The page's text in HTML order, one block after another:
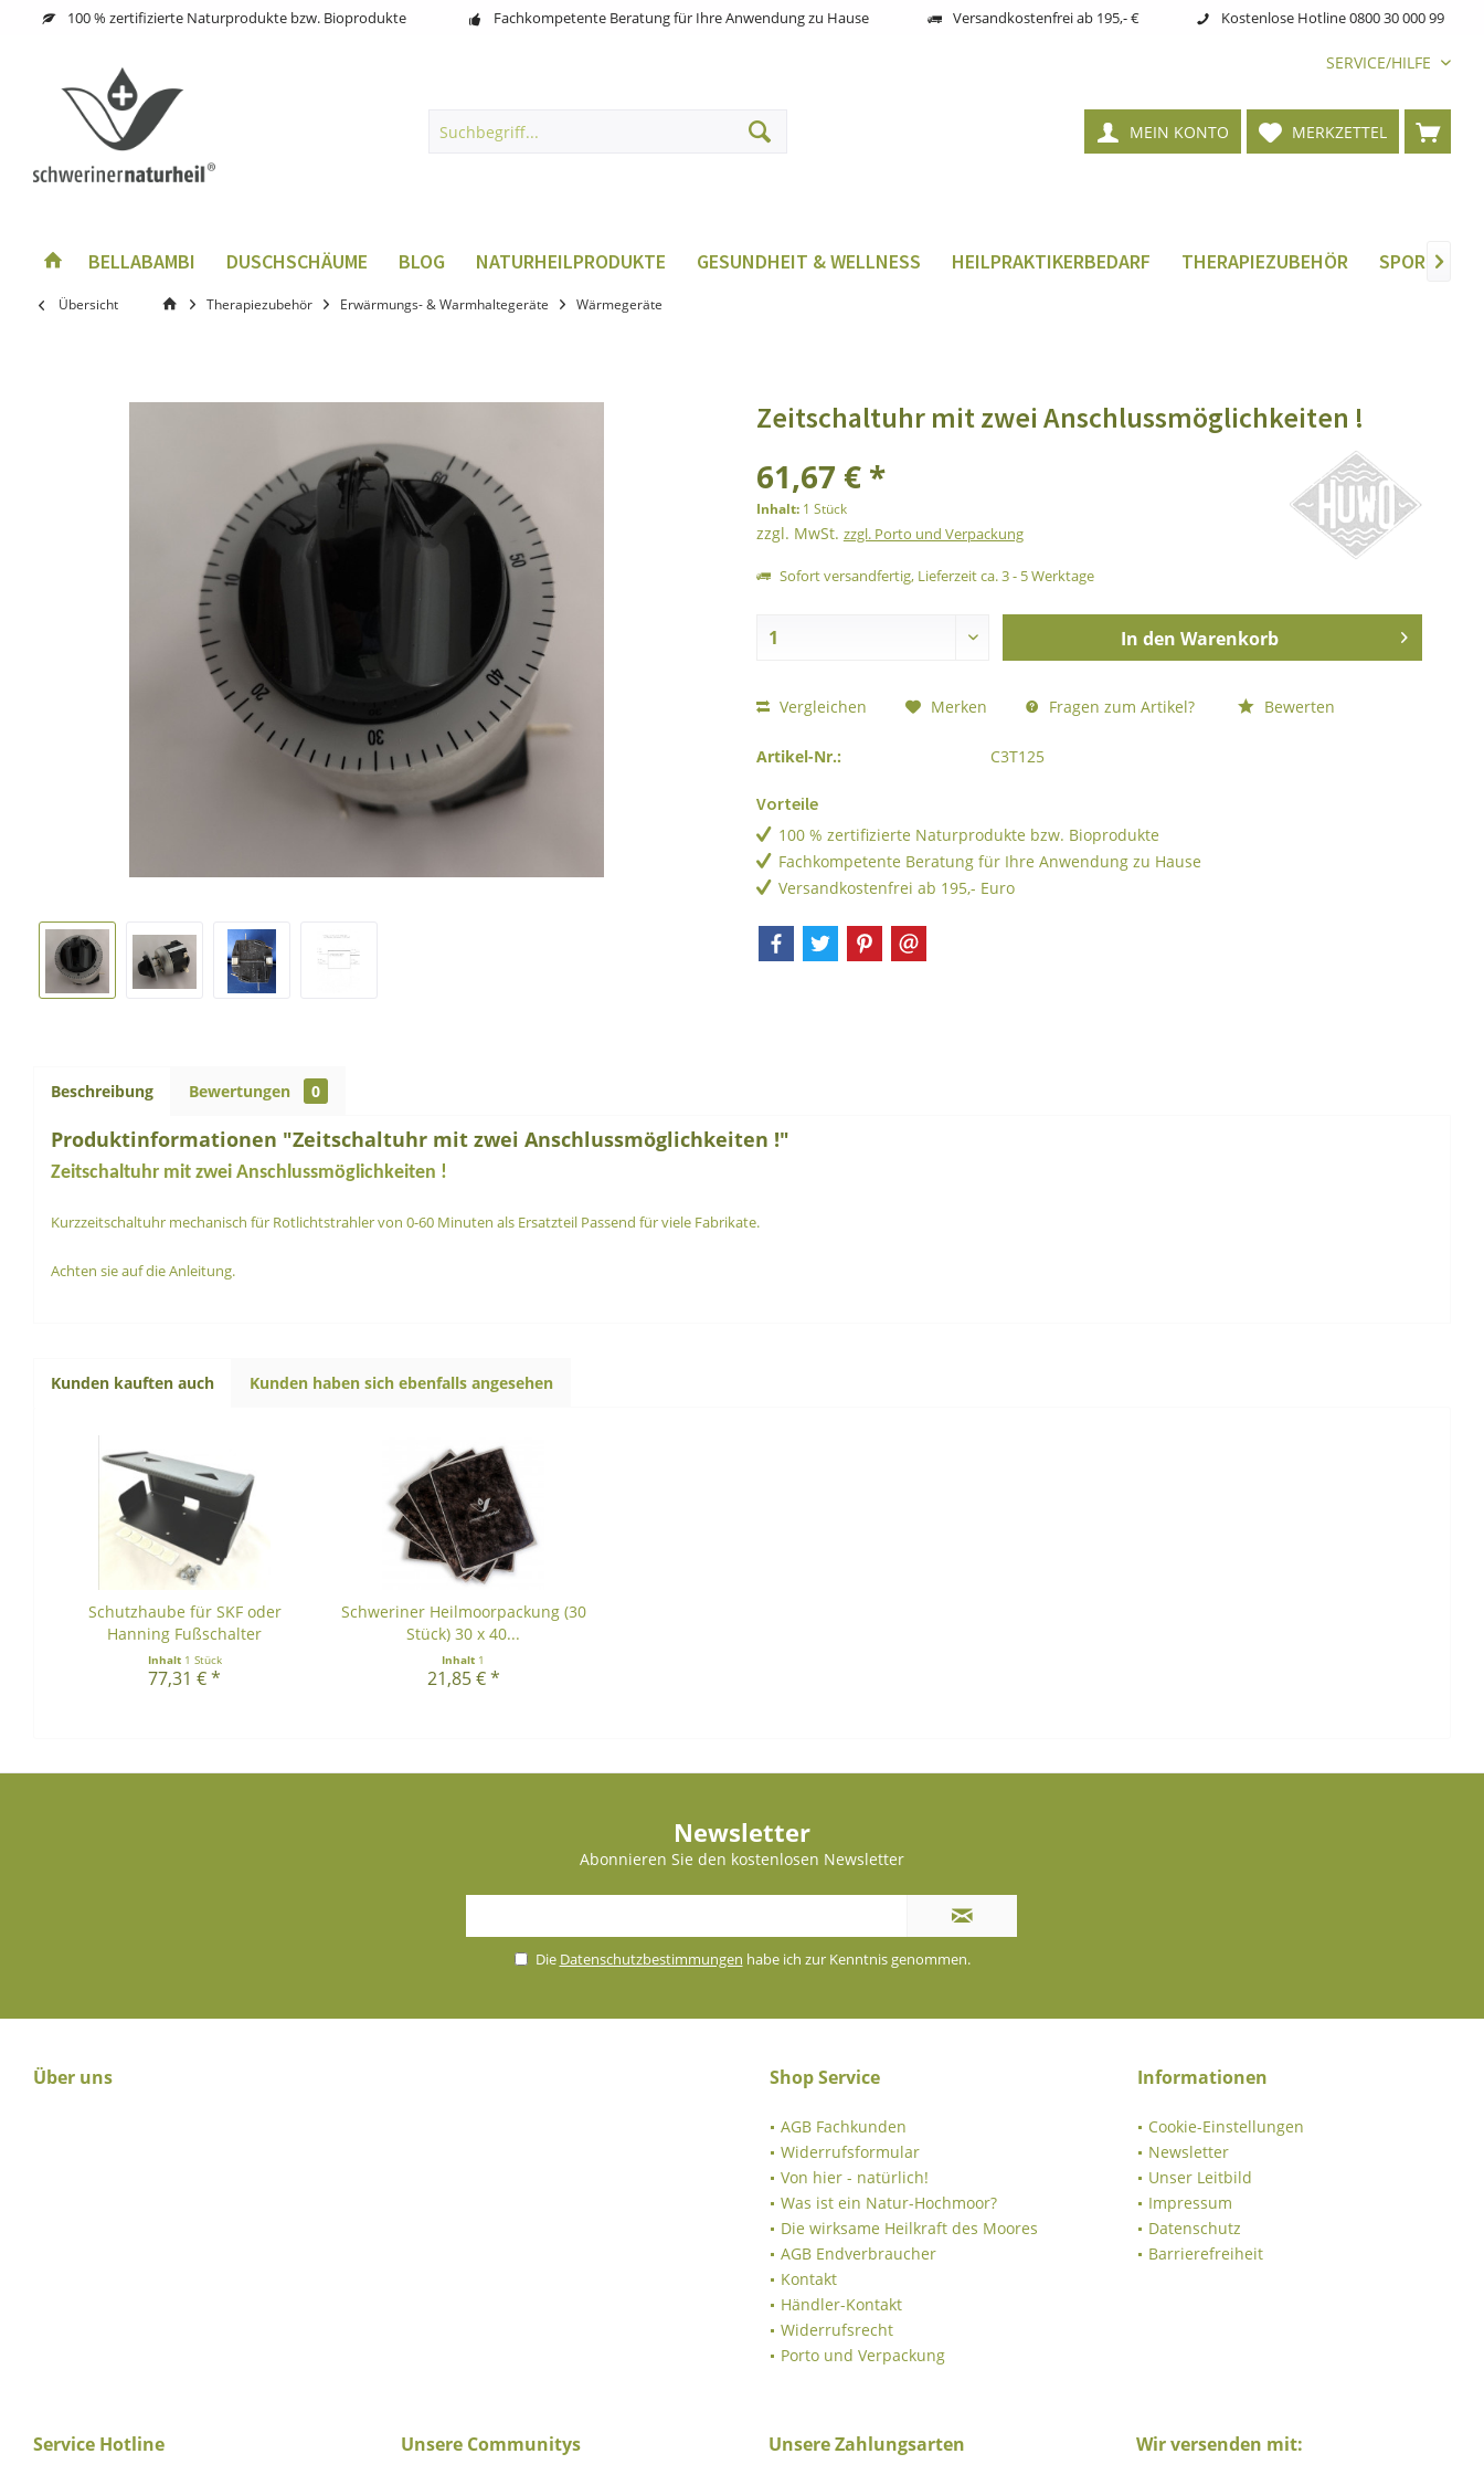
100 % zertifizierte Naturprodukte bzw. Bioprodukte Fachkompetente Beratung für Ihre Anwendung zu Hause Versandkostenfrei ab 195,- € Kostenlose Hotline 0800 30 000 99
SERVICE/HILFE
MERKZETTEL
MEIN KONTO
BELLABAMBI DUSCHSCHÄUME BLOG NATURHEILPRODUKTE GESUNDHEIT & WELLNESS HEILPRAKTIKERBEDARF THERAPIEZUBEHÖR 
Übersicht Therapiezubehör Erwärmungs- & Warmhaltegeräte Wärmegeräte
Zeitschaltuhr mit zwei Anschlussmöglichkeiten !
61,67 € *
Inhalt: 1 Stück
zzgl. MwSt. zzgl. Porto und Verpackung
Sofort versandfertig, Lieferzeit ca. 3 - 5 Werktage
In den Warenkorb
Vergleichen Merken Fragen zum Artikel? Bewerten
Artikel-Nr.: C3T125
Vorteile
100 % zertifizierte Naturprodukte bzw. Bioprodukte
Fachkompetente Beratung für Ihre Anwendung zu Hause
Versandkostenfrei ab 195,- Euro
Beschreibung Bewertungen 0
Produktinformationen "Zeitschaltuhr mit zwei Anschlussmöglichkeiten !"
Zeitschaltuhr mit zwei Anschlussmöglichkeiten !
Kurzzeitschaltuhr mechanisch für Rotlichtstrahler von 0-60 Minuten als Ersatzteil Passend für viele Fabrikate.
Achten sie auf die Anleitung.
Kunden kauften auch Kunden haben sich ebenfalls angesehen
Schutzhaube für SKF oder
Hanning Fußschalter
Inhalt 1 Stück
77,31 € *
Schweriner Heilmoorpackung (30
Stück) 30 x 40...
Inhalt 1
21,85 € *
Newsletter
Abonnieren Sie den kostenlosen Newsletter
Die Datenschutzbestimmungen habe ich zur Kenntnis genommen.
Über uns Shop Service
AGB Fachkunden
Widerrufsformular
Von hier - natürlich!
Was ist ein Natur-Hochmoor?
Die wirksame Heilkraft des Moores
AGB Endverbraucher
Kontakt
Händler-Kontakt
Widerrufsrecht
Porto und Verpackung
Informationen
Cookie-Einstellungen
Newsletter
Unser Leitbild
Impressum
Datenschutz
Barrierefreiheit
Service Hotline Unsere Communitys Unsere Zahlungsarten Wir versenden mit: